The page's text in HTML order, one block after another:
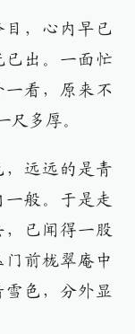
目，心内早已
已出。一面忙
一看，原来不
尺多厚。
，远远的是青
般。于是走
，已闻得一股
前栊翠庵中
色，分外显